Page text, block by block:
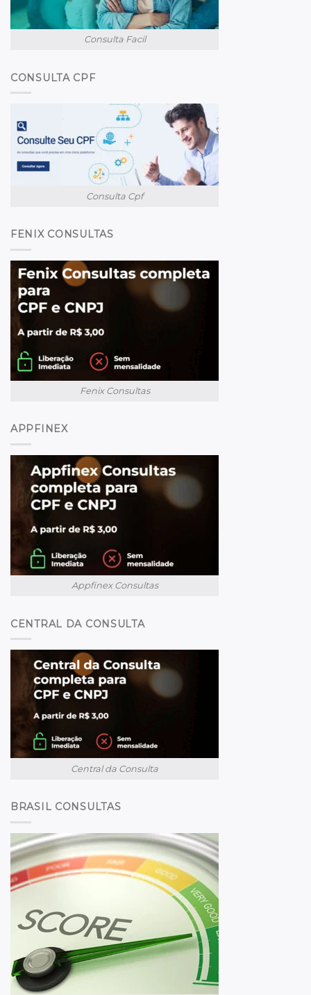
Consulta Facil
CONSULTA CPF
Consulta Cpf
FENIX CONSULTAS
Fenix Consultas
APPFINEX
Appfinex Consultas
CENTRAL DA CONSULTA
Central da Consulta
BRASIL CONSULTAS